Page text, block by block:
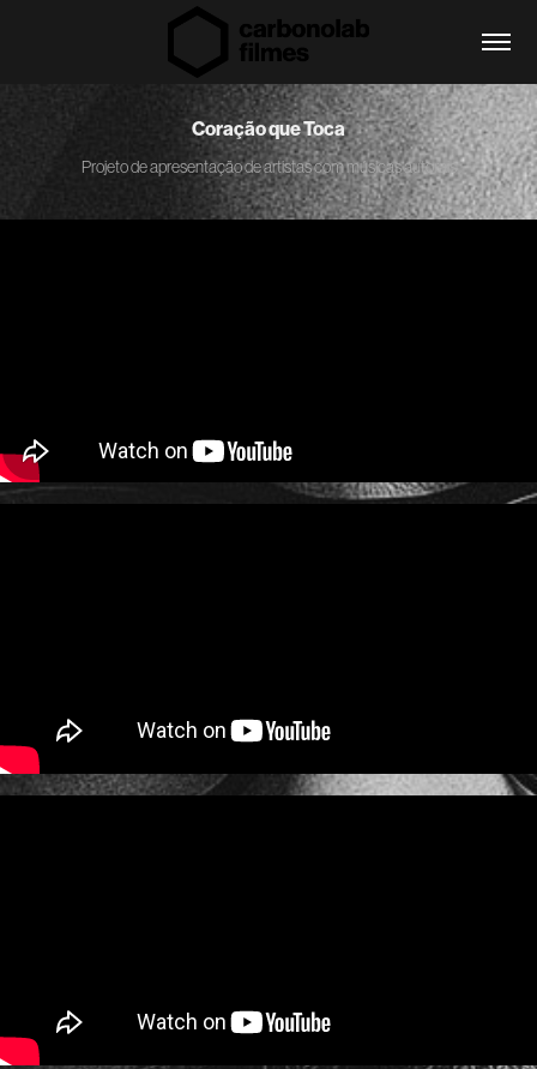
Coração que Toca
Projeto de apresentação de artistas com músicas autorais